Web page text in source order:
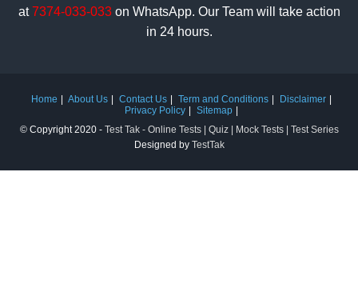
at7374-033-033on WhatsApp. Our Team will take action
in 24 hours.
Home About Us Contact Us Term and Conditions
Disclaimer
Privacy Policy
Sitemap
© Copyright 2020 - Test Tak - Online Tests | Quiz | Mock Tests | Test Series
Designed by TestTak